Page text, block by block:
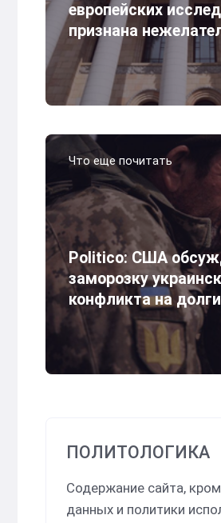
европейских
признана
Что еще почитать
Politico: США
заморозку
конфликта на
ПОЛИТОЛОГИКА
Содержание сайта,
данных и политики